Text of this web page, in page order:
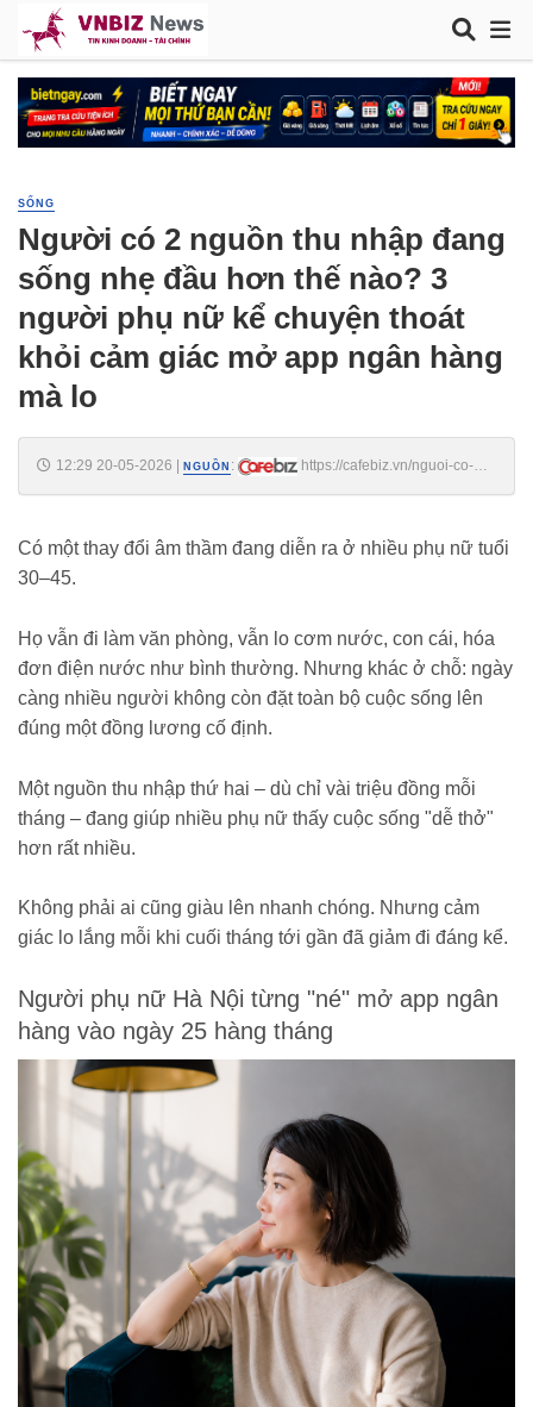
SỐNG
Người có 2 nguồn thu nhập đang
sống nhẹ đầu hơn thế nào? 3
người phụ nữ kể chuyện thoát
khỏi cảm giác mở app ngân hàng
mà lo
12:29 20-05-2026 NGUỒN :
https://cafebiz.vn/nguoi-co-2-
Có một thay đổi âm thầm đang diễn ra ở nhiều phụ nữ tuổi
30–45.
Họ vẫn đi làm văn phòng, vẫn lo cơm nước, con cái, hóa
đơn điện nước như bình thường. Nhưng khác ở chỗ: ngày
càng nhiều người không còn đặt toàn bộ cuộc sống lên
đúng một đồng lương cố định.
Một nguồn thu nhập thứ hai – dù chỉ vài triệu đồng mỗi
tháng – đang giúp nhiều phụ nữ thấy cuộc sống "dễ thở"
hơn rất nhiều.
Không phải ai cũng giàu lên nhanh chóng. Nhưng cảm
giác lo lắng mỗi khi cuối tháng tới gần đã giảm đi đáng kể.
Người phụ nữ Hà Nội từng "né" mở app ngân
hàng vào ngày 25 hàng tháng